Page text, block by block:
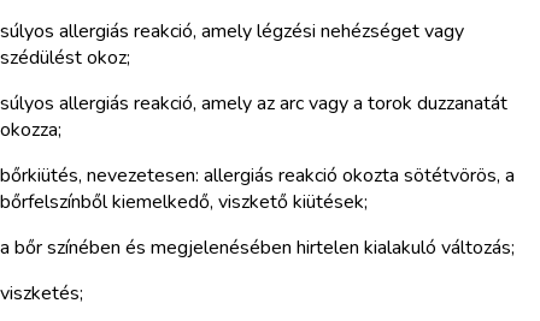
súlyos allergiás reakció, amely légzési nehézséget vagy
szédülést okoz;
súlyos allergiás reakció, amely az arc vagy a torok duzzanatát
okozza;
bőrkiütés, nevezetesen: allergiás reakció okozta sötétvörös, a
bőrfelszínből kiemelkedő, viszkető kiütések;
a bőr színében és megjelenésében hirtelen kialakuló változás;
viszketés;